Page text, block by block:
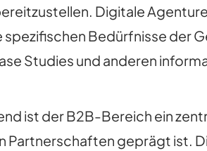
Digitale
spezifischen Bedürfnisse der
Studies und anderen
ist der B2B-Bereich ein
Partnerschaften geprägt ist.